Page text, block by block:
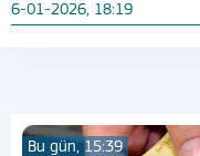
6-01-2026, 18:19
Bu gün, 15:39